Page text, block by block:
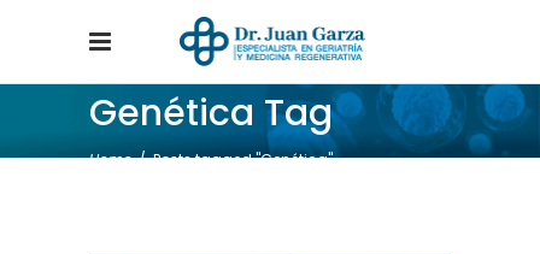
Genética Tag
Home/Posts tagged "Genética"